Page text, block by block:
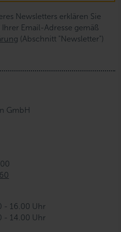
Newsletters erklären Sie
Email-Adresse gemäß
(Abschnitt "Newsletter")
GmbH
- 16.00 Uhr
- 14.00 Uhr